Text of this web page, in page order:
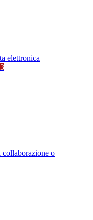
elettronica
o